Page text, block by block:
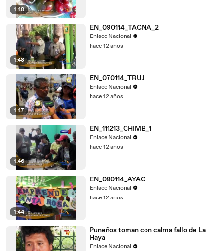
1:48
1:48
EN_090114_TACNA_2
Enlace Nacional
hace 12 años
1:47
EN_070114_TRUJ
Enlace Nacional
hace 12 años
1:46
EN_111213_CHIMB_1
Enlace Nacional
hace 12 años
1:44
EN_080114_AYAC
Enlace Nacional
hace 12 años
Puneños toman con calma fallo de La
Haya
Enlace Nacional